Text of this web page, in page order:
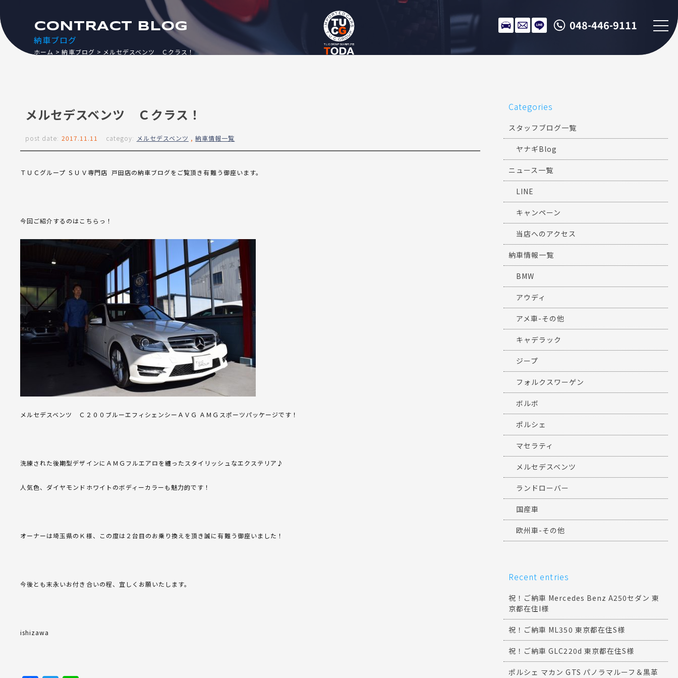
048-446-9111
納車ブログ
CONTRACT BLOG
ホーム 納車ブログ メルセデスベンツ Ｃクラス！
メルセデスベンツ Ｃクラス！
post date: 2017.11.11 categoy: メルセデスベンツ ,納車情報一覧
ＴＵＣグループ ＳＵＶ専門店 戸田店の納車ブログをご覧頂き有難う御座います。
今回ご紹介するのはこちらっ！
メルセデスベンツ Ｃ２００ブルーエフィシェンシーＡＶＧ ＡＭＧスポーツパッケージです！
洗練された後期型デザインにＡＭＧフルエアロを纏ったスタイリッシュなエクステリア♪
人気色、ダイヤモンドホワイトのボディーカラーも魅力的です！
オーナーは埼玉県のＫ様、この度は２台目のお乗り換えを頂き誠に有難う御座いました！
今後とも末永いお付き合いの程、宜しくお願いたします。
ishizawa
Categories
スタッフブログ一覧
ヤナギBlog
ニュース一覧
LINE
キャンペーン
当店へのアクセス
納車情報一覧
BMW
アウディ
アメ車-その他
キャデラック
ジープ
フォルクスワーゲン
ボルボ
ポルシェ
マセラティ
メルセデスベンツ
ランドローバー
国産車
欧州車-その他
Recent entries
祝！ご納車 Mercedes Benz A250セダン 東
京都在住I様
祝！ご納車 ML350 東京都在住S様
祝！ご納車 GLC220d 東京都在住S様
ポルシェ マカン GTS パノラマルーフ＆黒革